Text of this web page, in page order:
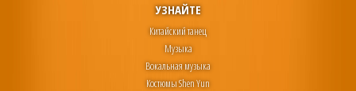
УЗНАЙТЕ
Китайский танец
Музыка
Вокальная музыка
Костюмы Shen Yun